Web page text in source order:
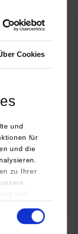
Cookies
und
für
und die
zu Ihrer
und
–
Umfeld
moderne
für